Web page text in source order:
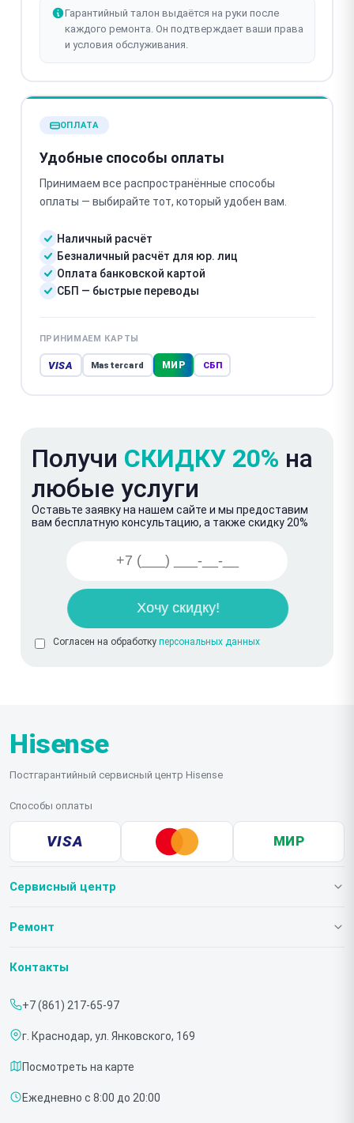
Гарантийный талон выдаётся на руки после
каждого ремонта. Он подтверждает ваши права
и условия обслуживания.
ОПЛАТА
Удобные способы оплаты
Принимаем все распространённые способы
оплаты — выбирайте тот, который удобен вам.
Наличный расчёт
Безналичный расчёт для юр. лиц
Оплата банковской картой
СБП — быстрые переводы
ПРИНИМАЕМ КАРТЫ
VISA Mastercard МИР СБП
Получи СКИДКУ 20% на
любые услуги
Оставьте заявку на нашем сайте и мы предоставим
вам бесплатную консультацию, а также скидку 20%
Согласен на обработку персональных данных
Hisense
Постгарантийный сервисный центр Hisense
Способы оплаты
VISA МИР
Сервисный центр
О нашем сервисе
Срочный ремонт
Доставка и способы оплаты
Диагностика
Контакты
Ремонт
Телевизоров
Контакты
+7 (861) 217-65-97
г. Краснодар, ул. Янковского, 169
Посмотреть на карте
Ежедневно с 8:00 до 20:00